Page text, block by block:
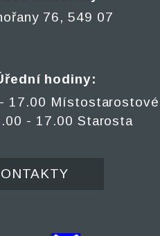
76, 549 07
hodiny:
17.00 Místostarostové
- 17.00 Starosta